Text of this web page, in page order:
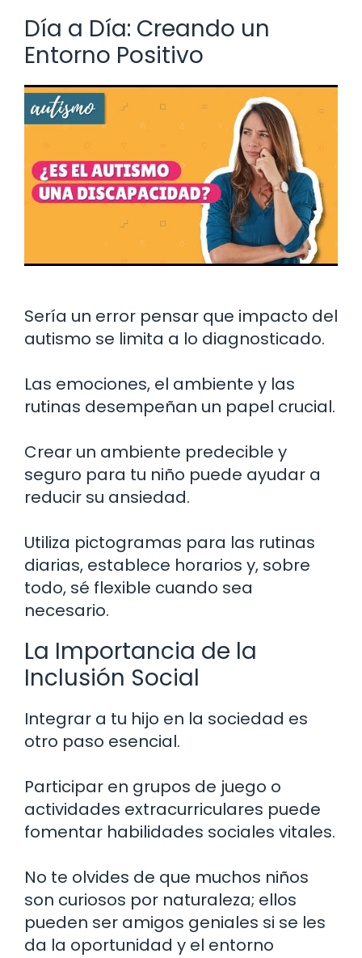
Día a Día: Creando un
Entorno Positivo
Sería un error pensar que impacto del
autismo se limita a lo diagnosticado.
Las emociones, el ambiente y las
rutinas desempeñan un papel crucial.
Crear un ambiente predecible y
seguro para tu niño puede ayudar a
reducir su ansiedad.
Utiliza pictogramas para las rutinas
diarias, establece horarios y, sobre
todo, sé flexible cuando sea
necesario.
La Importancia de la
Inclusión Social
Integrar a tu hijo en la sociedad es
otro paso esencial.
Participar en grupos de juego o
actividades extracurriculares puede
fomentar habilidades sociales vitales.
No te olvides de que muchos niños
son curiosos por naturaleza; ellos
pueden ser amigos geniales si se les
da la oportunidad y el entorno